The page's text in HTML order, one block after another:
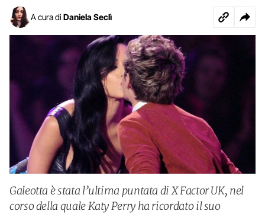
A cura di Daniela Seclì
Galeotta è stata l’ultima puntata di X Factor UK, nel
corso della quale Katy Perry ha ricordato il suo